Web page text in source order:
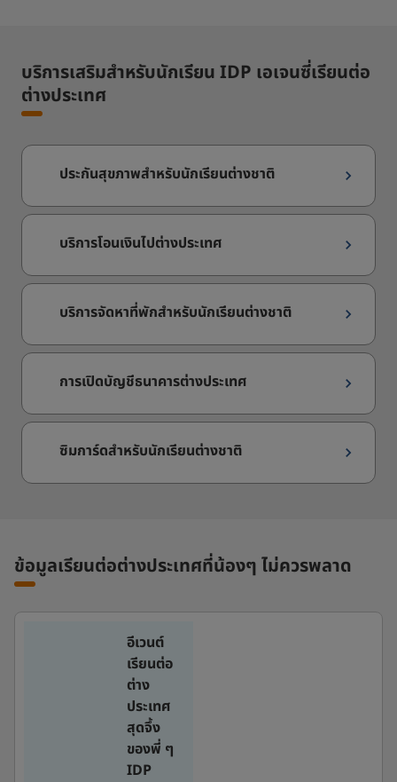
บริการเสริมสำหรับนักเรียน IDP เอเจนซี่เรียนต่อ
ต่างประเทศ
ประกันสุขภาพสำหรับนักเรียนต่างชาติ
บริการโอนเงินไปต่างประเทศ
บริการจัดหาที่พักสำหรับนักเรียนต่างชาติ
การเปิดบัญชีธนาคารต่างประเทศ
ซิมการ์ดสำหรับนักเรียนต่างชาติ
ข้อมูลเรียนต่อต่างประเทศที่น้องๆ ไม่ควรพลาด
อีเวนต์
เรียนต่อ
ต่าง
ประเทศ
สุดจึ้ง
ของพี่ ๆ
IDP